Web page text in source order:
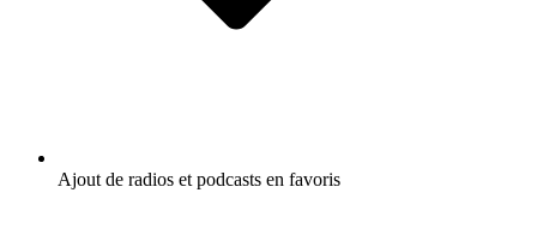
Ajout de radios et podcasts en favoris